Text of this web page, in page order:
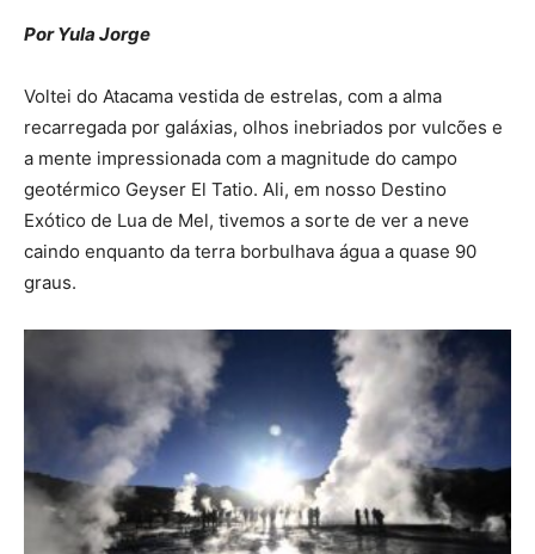
Por Yula Jorge
Voltei do Atacama vestida de estrelas, com a alma
recarregada por galáxias, olhos inebriados por vulcões e
a mente impressionada com a magnitude do campo
geotérmico Geyser El Tatio. Ali, em nosso Destino
Exótico de Lua de Mel, tivemos a sorte de ver a neve
caindo enquanto da terra borbulhava água a quase 90
graus.